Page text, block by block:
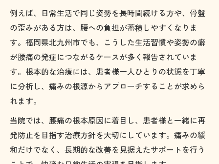
可動域を正常にする治療で繰り返す痛みに終止
符
関節の動きを回復し腰痛の再発防止を図る
腰痛改善に不可欠な可動域正常化のポイン
ト
理由
当院の腰痛根本治療が日常生活に与える効
果
例えば、日常生活で同じ姿勢を長時間続ける方や、骨盤
の歪みがある方は、腰への負担が蓄積しやすくなりま
す。福岡県北九州市でも、こうした生活習慣や姿勢の癖
が腰痛の発症につながるケースが多く報告されていま
す。根本的な治療には、患者様一人ひとりの状態を丁寧
に分析し、痛みの根源からアプローチすることが求めら
れます。
当院では、腰痛の根本原因に着目し、患者様と一緒に再
発防止を目指す治療方針を大切にしています。痛みの緩
和だけでなく、長期的な改善を見据えたサポートを行う